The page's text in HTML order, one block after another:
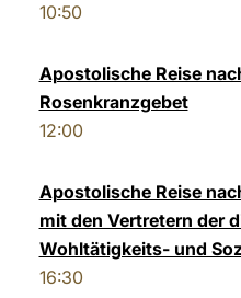
10:50
Apostolische Reise
Rosenkranzgebet
12:00
Apostolische Reise
mit den Vertretern der
Wohltätigkeits- und
16:30